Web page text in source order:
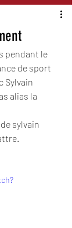
pendant le
de sport
Sylvain
alias la
sylvain